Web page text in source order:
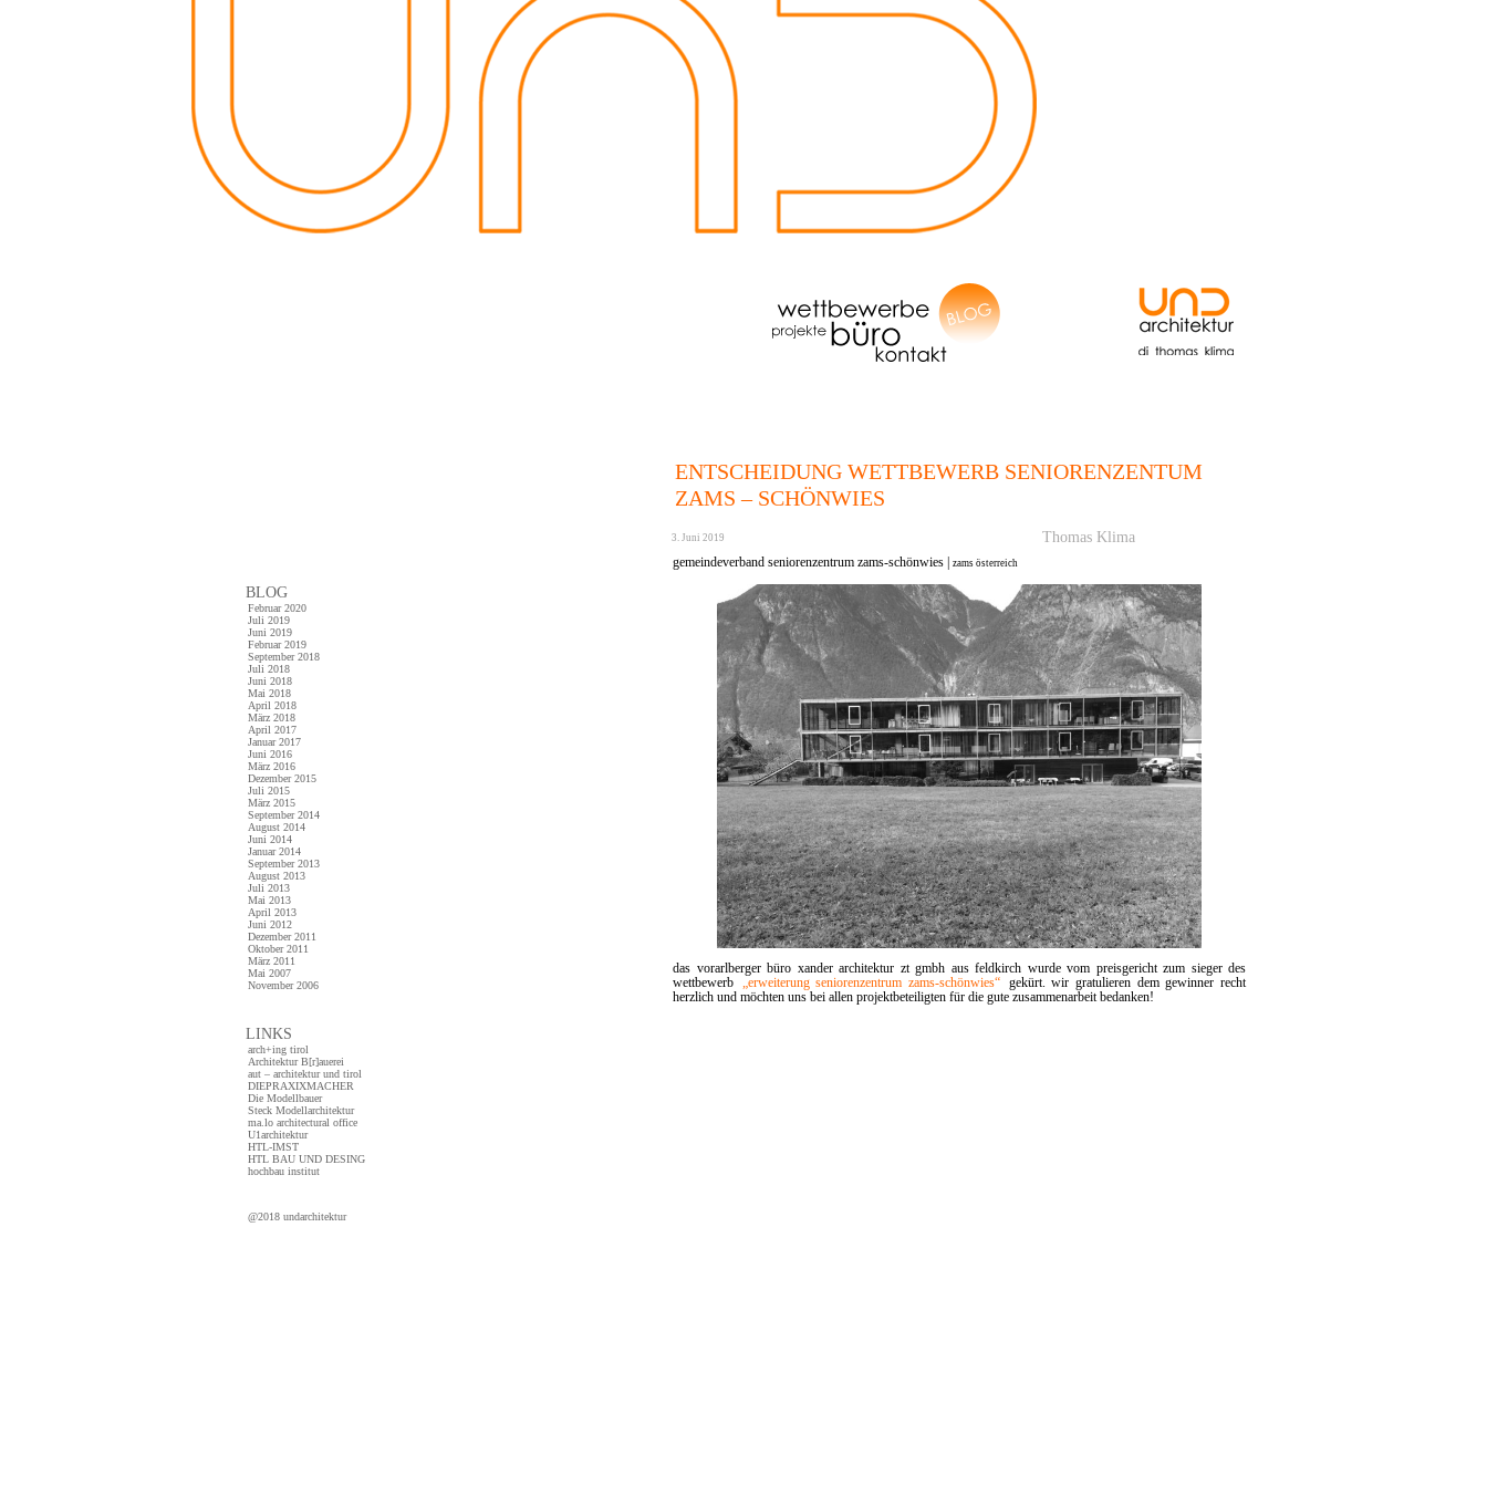
BLOG
Februar 2020
Juli 2019
Juni 2019
Februar 2019
September 2018
Juli 2018
Juni 2018
Mai 2018
April 2018
März 2018
April 2017
Januar 2017
Juni 2016
März 2016
Dezember 2015
Juli 2015
März 2015
September 2014
August 2014
Juni 2014
Januar 2014
September 2013
August 2013
Juli 2013
Mai 2013
April 2013
Juni 2012
Dezember 2011
Oktober 2011
März 2011
Mai 2007
November 2006
LINKS
arch+ing tirol
Architektur B[r]auerei
aut – architektur und tirol
DIEPRAXIXMACHER
Die Modellbauer
Steck Modellarchitektur
ma.lo architectural office
U1architektur
HTL-IMST
HTL BAU UND DESING
hochbau institut
@2018 undarchitektur
ENTSCHEIDUNG WETTBEWERB SENIORENZENTUM
ZAMS – SCHÖNWIES
3. Juni 2019 Thomas Klima
gemeindeverband seniorenzentrum zams-schönwies | zams österreich
das vorarlberger büro xander architektur zt gmbh aus feldkirch wurde vom preisgericht zum sieger des
wettbewerb
„erweiterung seniorenzentrum zams-schönwies“ gekürt. wir gratulieren dem gewinner recht
herzlich und möchten uns bei allen projektbeteiligten für die gute zusammenarbeit bedanken!